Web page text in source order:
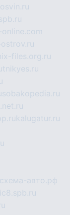
online.com
nix-files.org.ru
sobakopedia.ru
kalugatur.ru
схема-авто.рф